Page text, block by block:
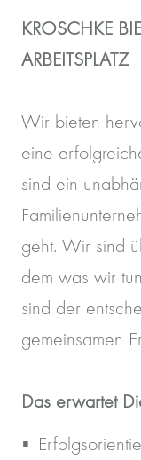
KROSCHKE
ARBEITSPLATZ
Wir bieten
eine
sind ein
geht. Wir sind
dem was wir
sind der
gemeinsamen
Das erwartet